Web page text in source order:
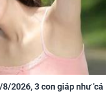
2026, 3 con giáp như 'cá